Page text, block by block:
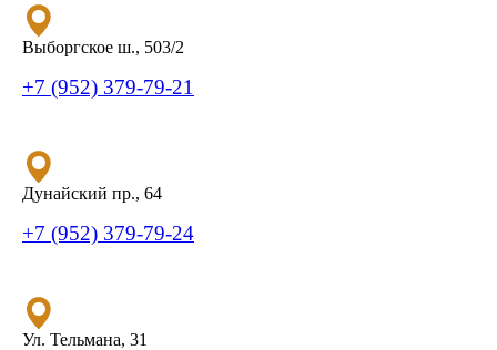
Выборгское ш., 503/2
+7 (952) 379-79-21
Дунайский пр., 64
+7 (952) 379-79-24
Ул. Тельмана, 31